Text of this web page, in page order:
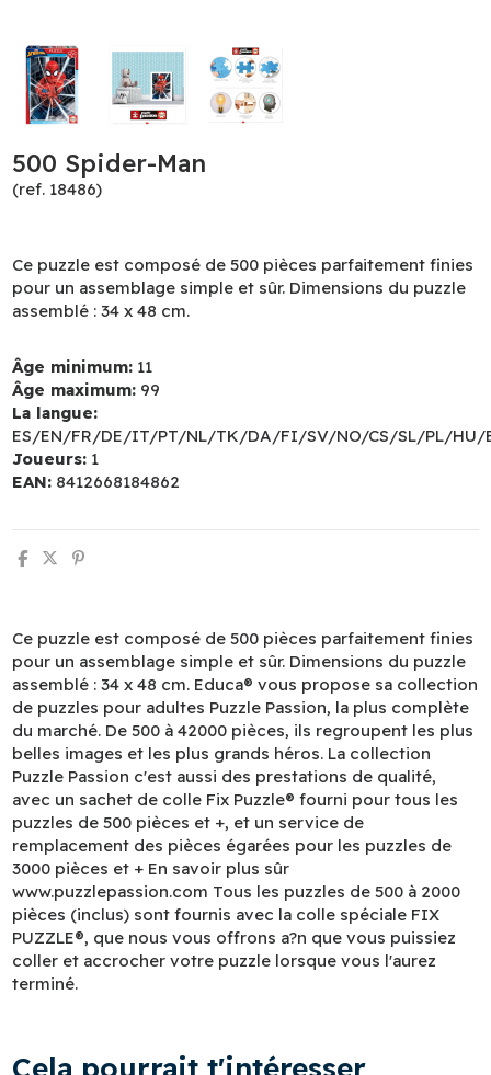
500 Spider-Man
(ref. 18486)
Ce puzzle est composé de 500 pièces parfaitement finies
pour un assemblage simple et sûr. Dimensions du puzzle
assemblé : 34 x 48 cm.
Âge minimum: 11
Âge maximum: 99
La langue:
ES/EN/FR/DE/IT/PT/NL/TK/DA/FI/SV/NO/CS/SL/PL/HU/
Joueurs: 1
EAN: 8412668184862
Ce puzzle est composé de 500 pièces parfaitement finies
pour un assemblage simple et sûr. Dimensions du puzzle
assemblé : 34 x 48 cm. Educa® vous propose sa collection
de puzzles pour adultes Puzzle Passion, la plus complète
du marché. De 500 à 42000 pièces, ils regroupent les plus
belles images et les plus grands héros. La collection
Puzzle Passion c'est aussi des prestations de qualité,
avec un sachet de colle Fix Puzzle® fourni pour tous les
puzzles de 500 pièces et +, et un service de
remplacement des pièces égarées pour les puzzles de
3000 pièces et + En savoir plus sûr
www.puzzlepassion.com Tous les puzzles de 500 à 2000
pièces (inclus) sont fournis avec la colle spéciale FIX
PUZZLE®, que nous vous offrons a?n que vous puissiez
coller et accrocher votre puzzle lorsque vous l'aurez
terminé.